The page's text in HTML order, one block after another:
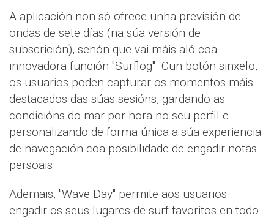
A aplicación non só ofrece unha previsión de
ondas de sete días (na súa versión de
subscrición), senón que vai máis aló coa
innovadora función "Surflog". Cun botón sinxelo,
os usuarios poden capturar os momentos máis
destacados das súas sesións, gardando as
condicións do mar por hora no seu perfil e
personalizando de forma única a súa experiencia
de navegación coa posibilidade de engadir notas
persoais.
Ademais, "Wave Day" permite aos usuarios
engadir os seus lugares de surf favoritos en todo